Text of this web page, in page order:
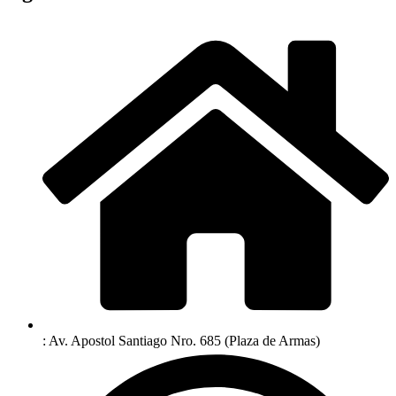
: Av. Apostol Santiago Nro. 685 (Plaza de Armas)